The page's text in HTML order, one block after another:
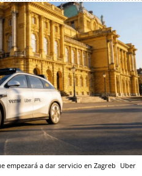
empezará a dar servicio en Zagreb Uber